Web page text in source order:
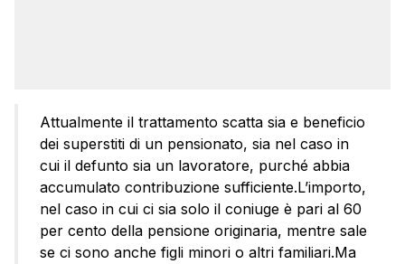
Attualmente il trattamento scatta sia e beneficio
dei superstiti di un pensionato, sia nel caso in
cui il defunto sia un lavoratore, purché abbia
accumulato contribuzione sufficiente.L’importo,
nel caso in cui ci sia solo il coniuge è pari al 60
per cento della pensione originaria, mentre sale
se ci sono anche figli minori o altri familiari.Ma